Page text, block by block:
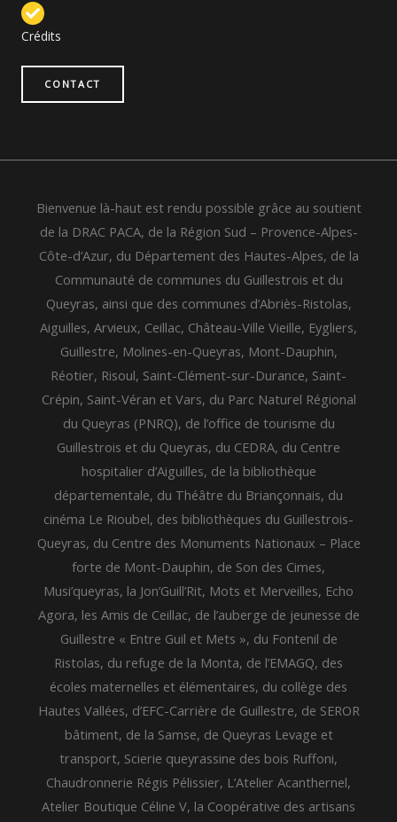
Crédits
CONTACT
Bienvenue là-haut est rendu possible grâce au soutient
de la DRAC PACA, de la Région Sud – Provence-Alpes-
Côte-d’Azur, du Département des Hautes-Alpes, de la
Communauté de communes du Guillestrois et du
Queyras, ainsi que des communes d’Abriès-Ristolas,
Aiguilles, Arvieux, Ceillac, Château-Ville Vieille, Eygliers,
Guillestre, Molines-en-Queyras, Mont-Dauphin,
Réotier, Risoul, Saint-Clément-sur-Durance, Saint-
Crépin, Saint-Véran et Vars, du Parc Naturel Régional
du Queyras (PNRQ), de l’office de tourisme du
Guillestrois et du Queyras, du CEDRA, du Centre
hospitalier d’Aiguilles, de la bibliothèque
départementale, du Théâtre du Briançonnais, du
cinéma Le Rioubel, des bibliothèques du Guillestrois-
Queyras, du Centre des Monuments Nationaux – Place
forte de Mont-Dauphin, de Son des Cimes,
Musi’queyras, la Jon’Guill’Rit, Mots et Merveilles, Echo
Agora, les Amis de Ceillac, de l’auberge de jeunesse de
Guillestre « Entre Guil et Mets », du Fontenil de
Ristolas, du refuge de la Monta, de l’EMAGQ, des
écoles maternelles et élémentaires, du collège des
Hautes Vallées, d’EFC-Carrière de Guillestre, de SEROR
bâtiment, de la Samse, de Queyras Levage et
transport, Scierie queyrassine des bois Ruffoni,
Chaudronnerie Régis Pélissier, L’Atelier Acanthernel,
Atelier Boutique Céline V, la Coopérative des artisans